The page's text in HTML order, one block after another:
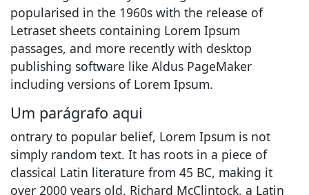
popularised in the 1960s with the release of
Letraset sheets containing Lorem Ipsum
passages, and more recently with desktop
publishing software like Aldus PageMaker
including versions of Lorem Ipsum.
Um parágrafo aqui
ontrary to popular belief, Lorem Ipsum is not
simply random text. It has roots in a piece of
classical Latin literature from 45 BC, making it
over 2000 years old. Richard McClintock, a Latin